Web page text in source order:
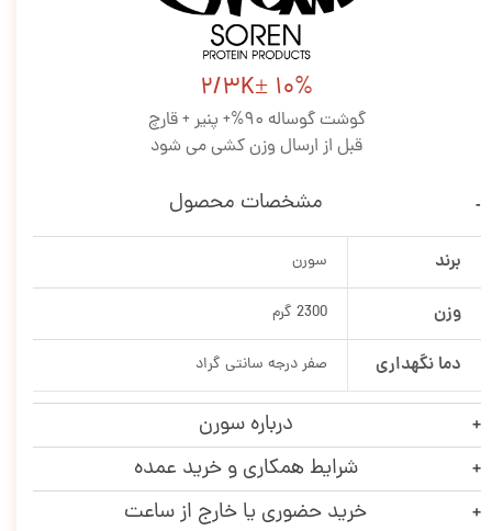
2/3K± 10%
گوشت گوساله 90%+ پنیر + قارچ
قبل از ارسال وزن کشی می شود
مشخصات محصول
برند سورن
وزن 2300 گرم
دما نگهداری صفر درجه سانتی گراد
درباره سورن
شرایط همکاری و خرید عمده
خرید حضوری یا خارج از ساعت